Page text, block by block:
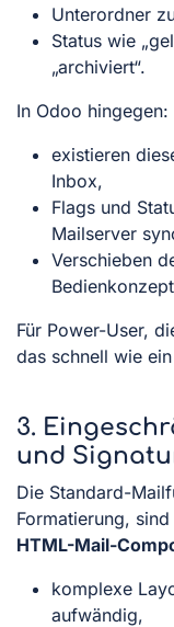
Unterordner
Status wie
„archiviert“.
In Odoo hingegen:
existieren
Inbox,
Flags und
Mailserver
Verschieben
Für Power-User,
das schnell wie ein
3.
und
Die Standard-
Formatierung,
HTML-Mail-
komplexe
aufwändig,